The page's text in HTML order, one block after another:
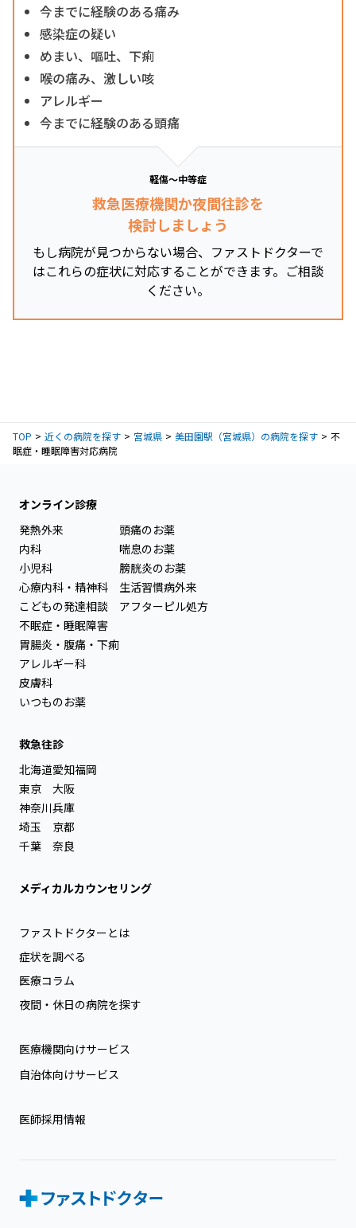
今までに経験のある痛み
感染症の疑い
めまい、嘔吐、下痢
喉の痛み、激しい咳
アレルギー
今までに経験のある頭痛
軽傷～中等症
救急医療機関か夜間往診を
検討しましょう
もし病院が見つからない場合、ファストドクターで
はこれらの症状に対応することができます。ご相談
ください。
TOP 近くの病院を探す 宮城県 美田園駅（宮城県）の病院を探す
不
眠症・睡眠障害対応病院
オンライン診療
発熱外来
内科
小児科
心療内科・精神科
こどもの発達相談
不眠症・睡眠障害
胃腸炎・腹痛・下痢
アレルギー科
皮膚科
いつものお薬
頭痛のお薬
喘息のお薬
膀胱炎のお薬
生活習慣病外来
アフターピル処方
救急往診
北海道
東京
神奈川
埼玉
千葉
愛知
大阪
兵庫
京都
奈良
福岡
メディカルカウンセリング
ファストドクターとは
症状を調べる
医療コラム
夜間・休日の病院を探す
医療機関向けサービス
自治体向けサービス
医師採用情報